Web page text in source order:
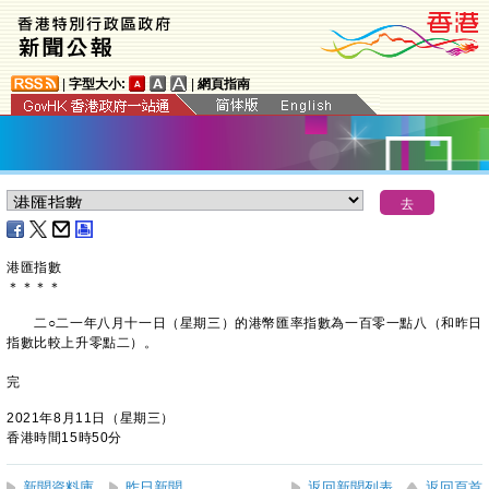
字型大小: 網頁指南
港匯指數
＊ ＊ ＊ ＊
二○二一年八月十一日（星期三）的港幣匯率指數為一百零一點八（和昨日
指數比較上升零點二）。
完
2021年8月11日（星期三）
香港時間15時50分